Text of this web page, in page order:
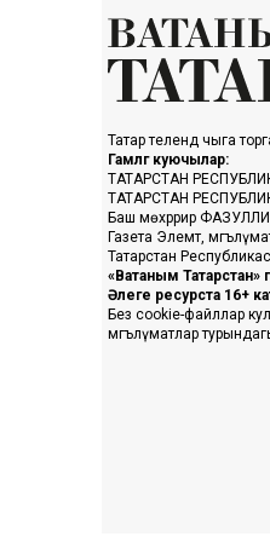
Татар телендә чыга
Гамәлгә куючылар:
ТАТАРСТАН
ТАТАРСТАН
Баш мөхәррир
Газета Элемтә,
Татарстан
«Ватаным Татарстан»
Әлеге ресурста 16+
Без cookie-файллар
мәгълүматлар